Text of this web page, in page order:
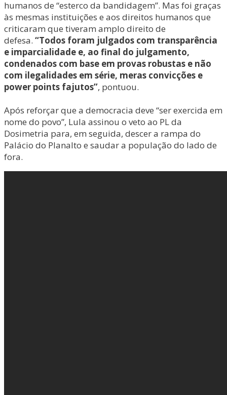
humanos de “esterco da bandidagem”. Mas foi graças
às mesmas instituições e aos direitos humanos que
criticaram que tiveram amplo direito de
defesa. “Todos foram julgados com transparência
e imparcialidade e, ao final do julgamento,
condenados com base em provas robustas e não
com ilegalidades em série, meras convicções e
power points fajutos”, pontuou.
Após reforçar que a democracia deve “ser exercida em
nome do povo”, Lula assinou o veto ao PL da
Dosimetria para, em seguida, descer a rampa do
Palácio do Planalto e saudar a população do lado de
fora.